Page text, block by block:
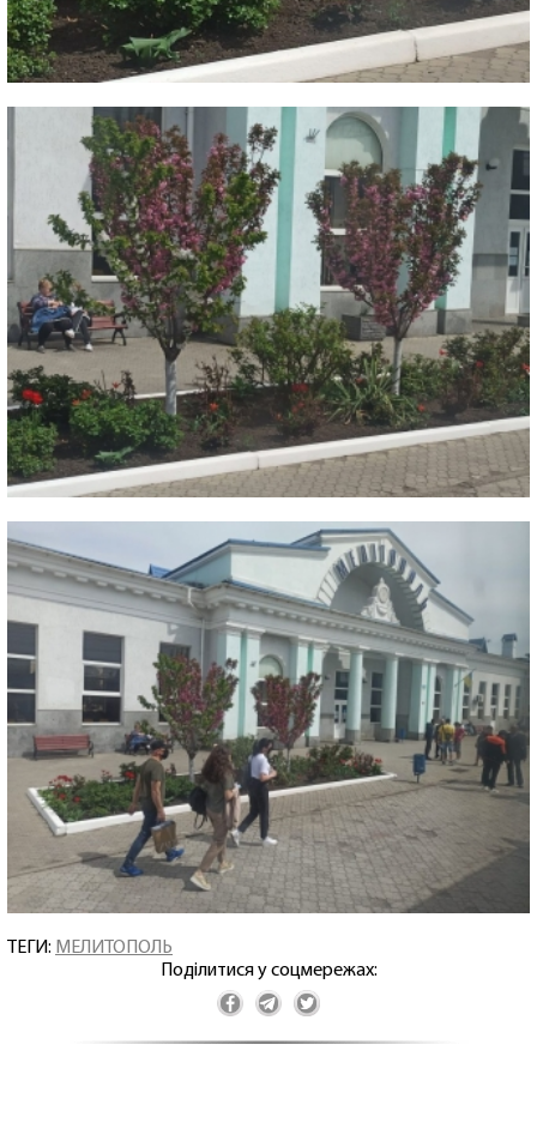
ТЕГИ: МЕЛИТОПОЛЬ
Поділитися у соцмережах: